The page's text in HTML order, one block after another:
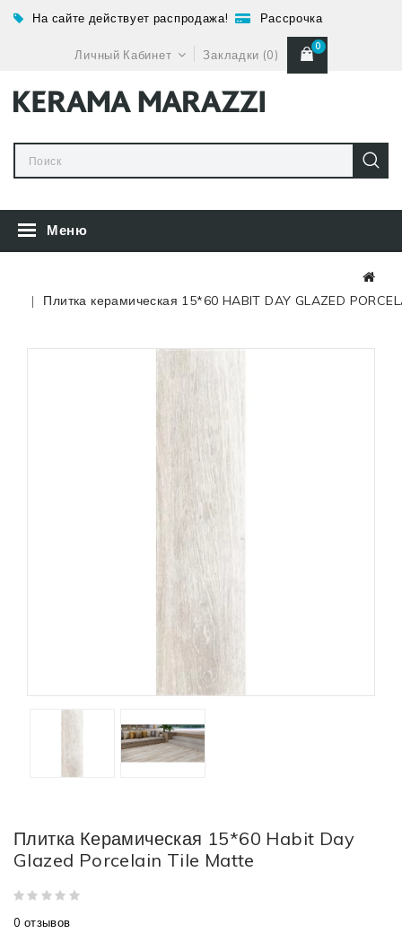
На сайте действует распродажа! Рассрочка
Личный Кабинет Закладки (0)
0
Меню
Плитка керамическая 15*60 HABIT DAY GLAZED
Плитка Керамическая 15*60 Habit Day
Glazed Porcelain Tile Matte
0 отзывов